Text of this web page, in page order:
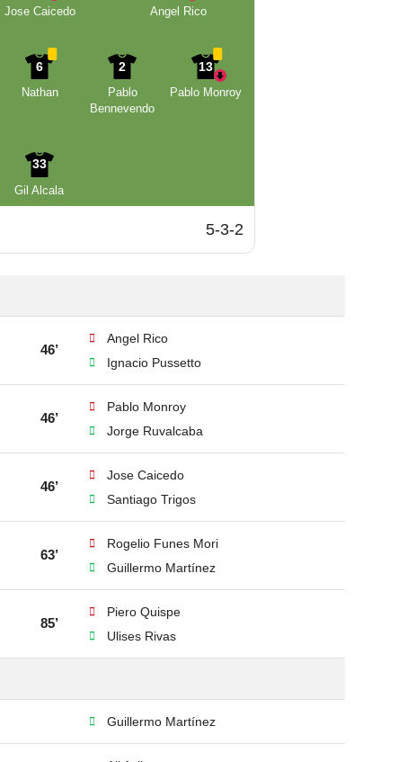
Jose Caicedo
Angel Rico
6
Nathan
2
Pablo
Bennevendo
13
Pablo Monroy
33
Gil Alcala
5-3-2
46’
Angel Rico
Ignacio Pussetto
46’
Pablo Monroy
Jorge Ruvalcaba
46’
Jose Caicedo
Santiago Trigos
63’
Rogelio Funes Mori
Guillermo Martínez
85’
Piero Quispe
Ulises Rivas
Guillermo Martínez